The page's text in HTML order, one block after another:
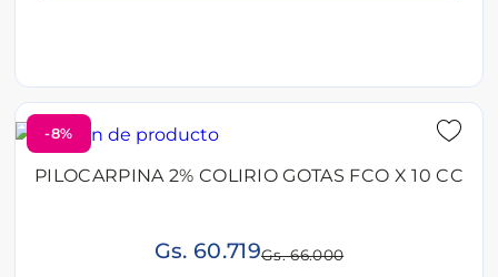
-8%
PILOCARPINA 2% COLIRIO GOTAS FCO X 10 CC
Gs. 60.719Gs. 66.000